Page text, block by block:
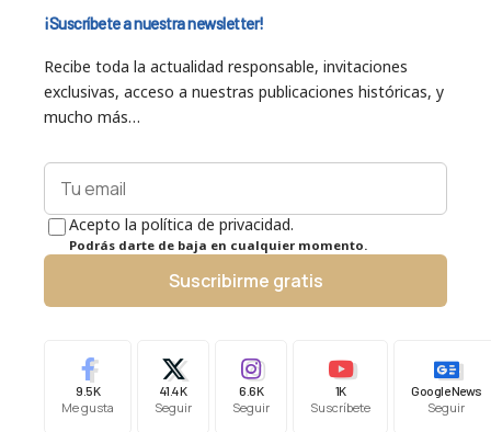
¡Suscríbete a nuestra newsletter!
Recibe toda la actualidad responsable, invitaciones
exclusivas, acceso a nuestras publicaciones históricas, y
mucho más…
Acepto la política de privacidad.
Podrás darte de baja en cualquier momento.
Suscribirme gratis
9.5K
Me gusta
41.4K
Seguir
6.6K
Seguir
1K
Suscríbete
Google News
Seguir